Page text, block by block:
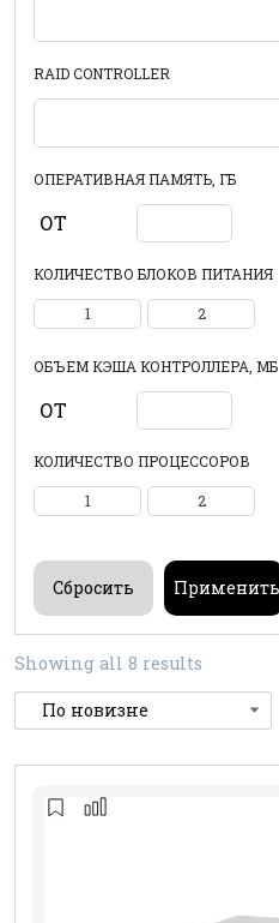
RAID CONTROLLER
ОПЕРАТИВНАЯ ПАМЯТЬ, ГБ
ОТ
КОЛИЧЕСТВО БЛОКОВ ПИТАНИЯ
1 2
ОБЪЕМ КЭША КОНТРОЛЛЕРА, МБ
ОТ
КОЛИЧЕСТВО ПРОЦЕССОРОВ
1 2
Showing all 8 results